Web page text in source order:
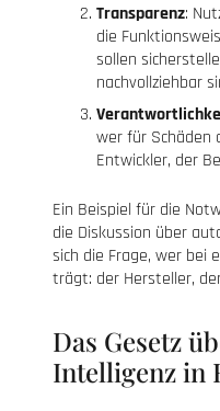
Transparenz:
die
sollen
nachvollziehbar
wer für Schäden
Entwickler, der
Ein Beispiel für die
die Diskussion über
sich die Frage, wer bei
trägt: der Hersteller,
Das Gesetz
Intelligenz in